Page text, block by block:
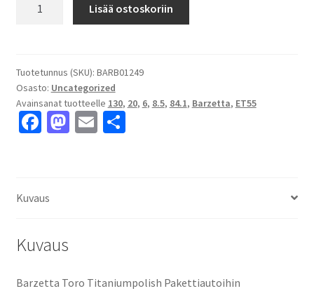
8.5x20"
6x130
ET55
keskireikä:84.1
Lisää ostoskoriin
Tuotetunnus (SKU): BARB01249
Osasto: Uncategorized
Avainsanat tuotteelle 130, 20, 6, 8.5, 84.1, Barzetta, ET55
Fa
o
o
M E S
Kuvaus
Kuvaus
Barzetta Toro Titaniumpolish Pakettiautoihin